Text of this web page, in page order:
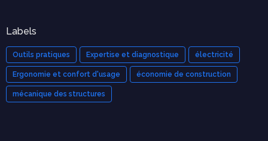
Labels
Outils pratiques Expertise et diagnostique électricité
Ergonomie et confort d'usage économie de construction
mécanique des structures